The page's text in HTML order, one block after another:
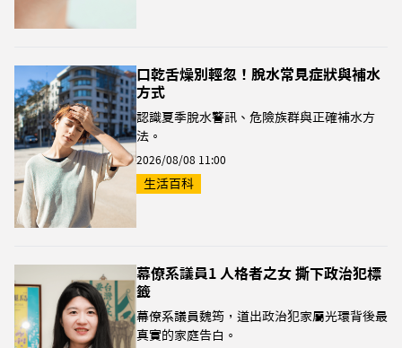
口乾舌燥別輕忽！脫水常見症狀與補水
方式
認識夏季脫水警訊、危險族群與正確補水方
法。
2026/08/08 11:00
生活百科
幕僚系議員1 人格者之女 撕下政治犯標
籤
幕僚系議員魏筠，道出政治犯家屬光環背後最
真實的家庭告白。